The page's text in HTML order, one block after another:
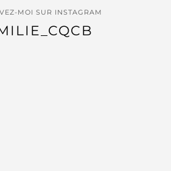
MOI SUR INSTAGRAM